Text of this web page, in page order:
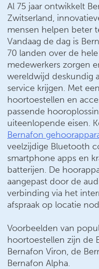
Al 75 jaar ontwikkelt
Zwitserland,
mensen helpen beter
Vandaag de dag is
70 landen over de
medewerkers zorgen
wereldwijd deskundig
service krijgen. Met
hoortoestellen en
passende
uiteenlopende eisen.
Bernafon
veelzijdige Bluetooth
smartphone apps en
batterijen. De
aangepast door de
verbinding via het
afspraak op locatie
Voorbeelden van
hoortoestellen zijn de
Bernafon Viron, de
Bernafon Alpha.